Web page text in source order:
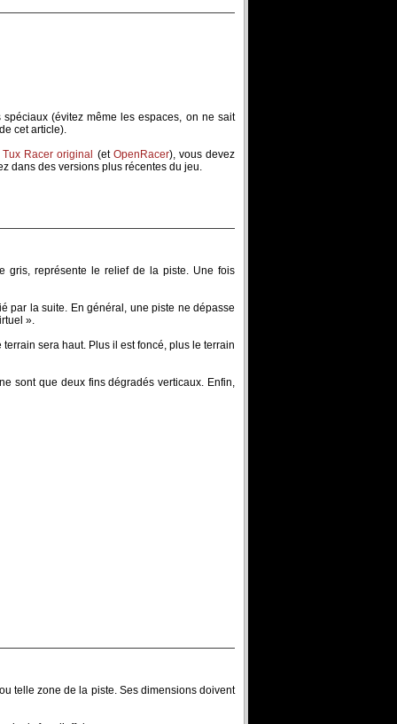
(évitez même les espaces, on ne sait
cet article).
Tux Racer original (et OpenRacer), vous devez
dans des versions plus récentes du jeu.
gris, représente le relief de la piste. Une fois
par la suite. En général, une piste ne dépasse
».
sera haut. Plus il est foncé, plus le terrain
sont que deux fins dégradés verticaux. Enfin,
telle zone de la piste. Ses dimensions doivent